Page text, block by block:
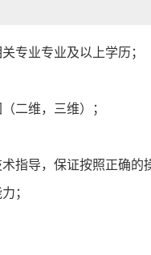
专业专业及以上学历；
二维，三维）；
指导，保证按照正确的
；